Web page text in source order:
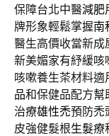
保障台北中醫減肥
牌形象輕鬆掌握南
醫生高價收當新成
新美媚家有紓緩
咳嗽養生茶材料
品和保健品配方幫
治療雄性禿預防禿
皮強健髮根生髮療